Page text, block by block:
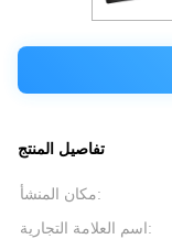
تفاصيل المنتج
مكان المنشأ:
اسم العلامة التجارية: